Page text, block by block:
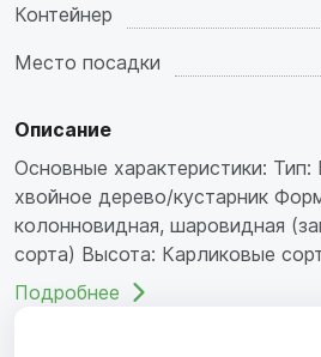
Контейнер
Место посадки
Описание
Основные характеристики: Тип:
хвойное дерево/кустарник
колонновидная, шаровидная
сорта) Высота: Карликовые
Подробнее